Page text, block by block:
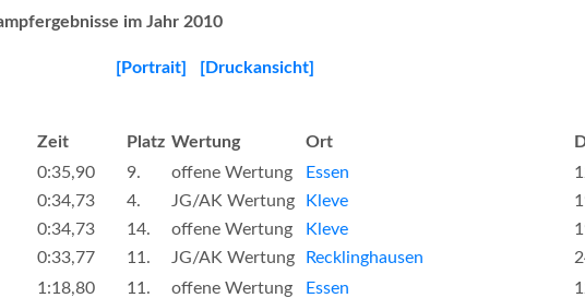
im Jahr 2010
[Portrait] [Druckansicht]
Zeit Platz Wertung Ort
0:35,90 9. offene Wertung Essen
0:34,73
4. JG/AK Wertung Kleve
0:34,73
14. offene Wertung Kleve
0:33,77
11. JG/AK Wertung Recklinghausen
1:18,80 11. offene Wertung Essen